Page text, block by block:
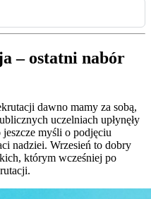
– ostatni nabór
dawno mamy za sobą,
uczelniach upłynęły
myśli o podjęciu
nadziei. Wrzesień to dobry
którym wcześniej po